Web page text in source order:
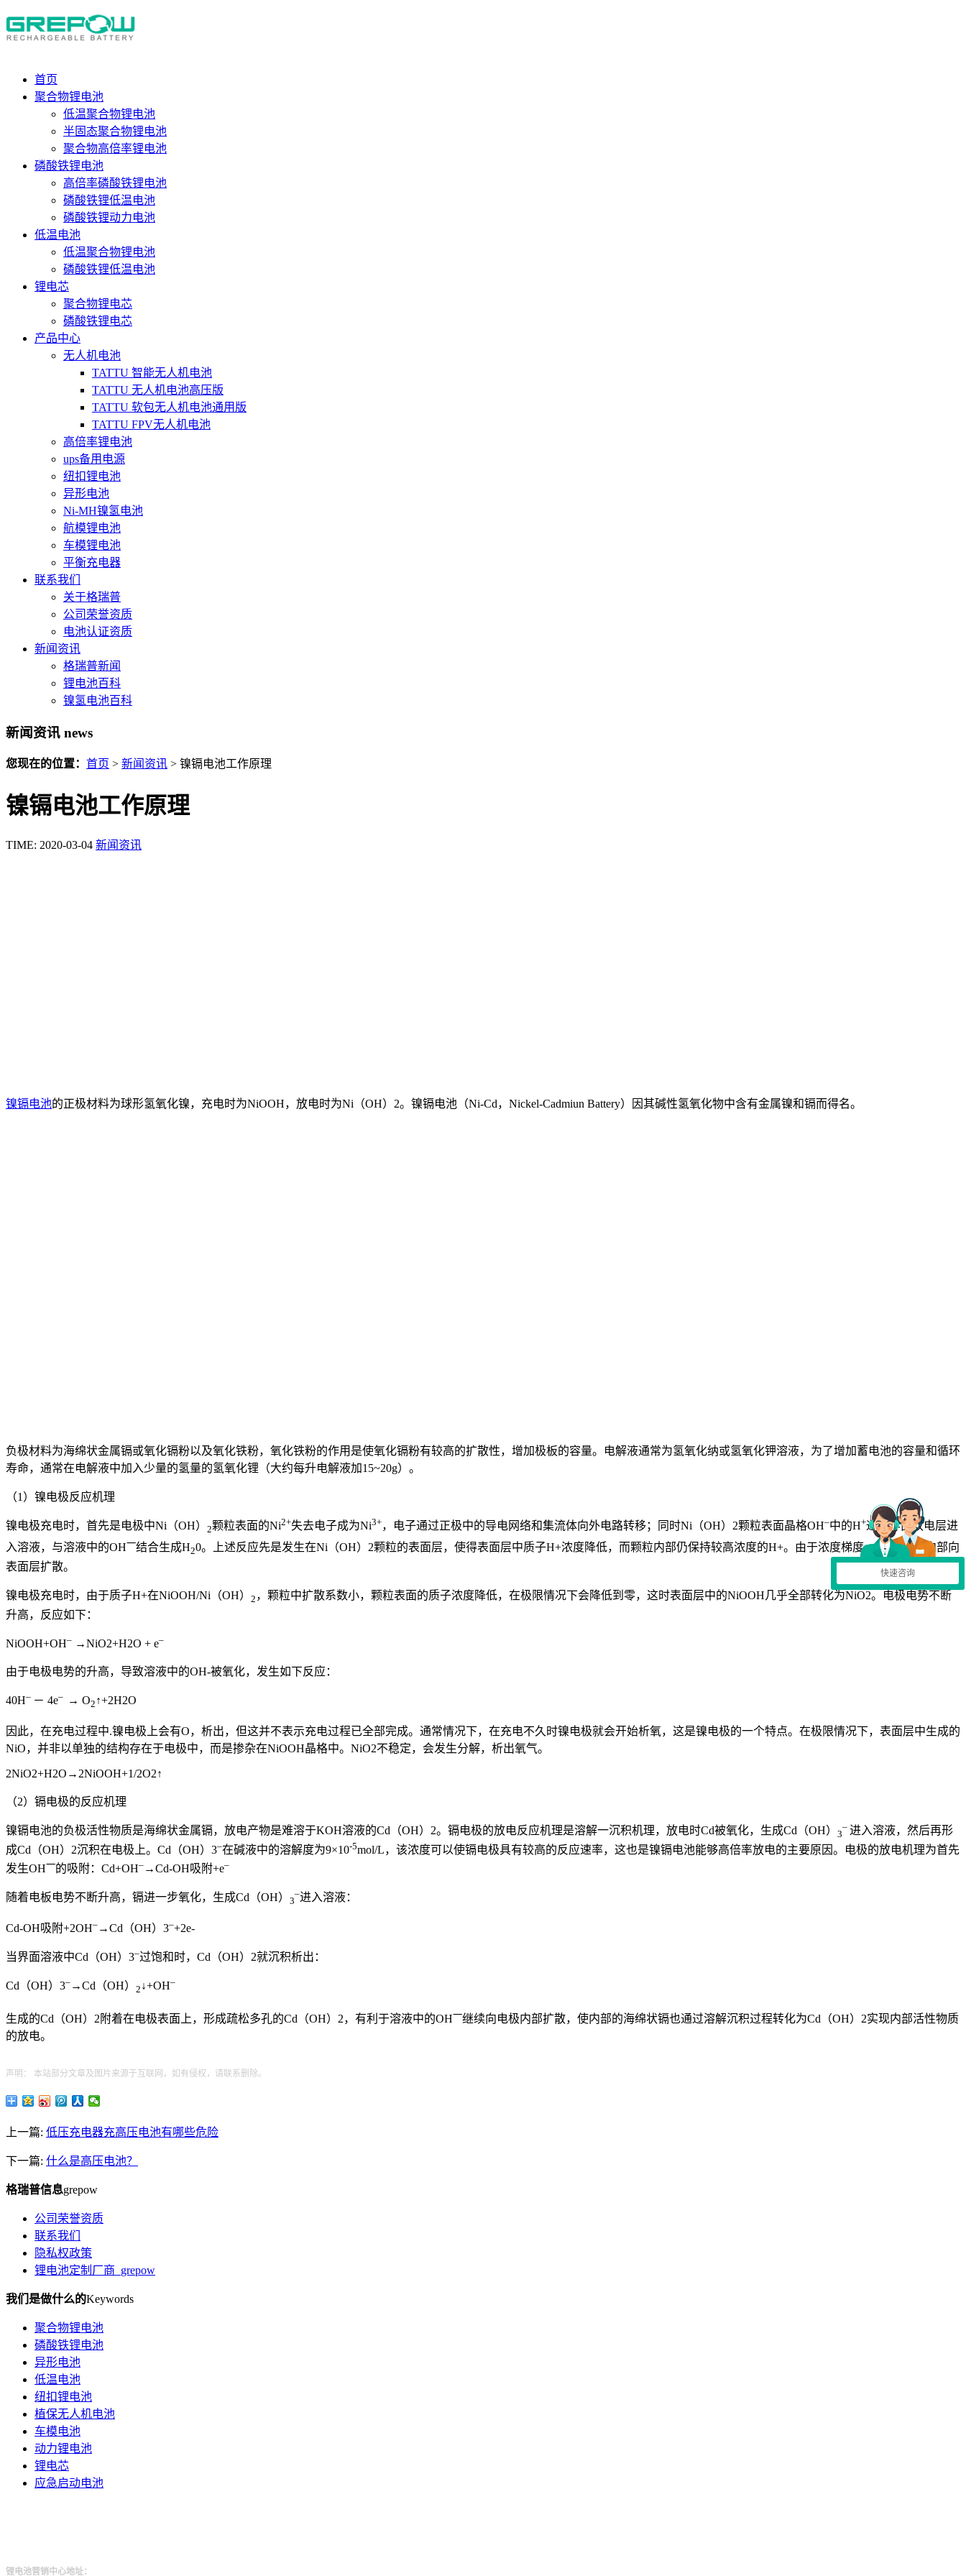
首页
聚合物锂电池
低温聚合物锂电池
半固态聚合物锂电池
聚合物高倍率锂电池
磷酸铁锂电池
高倍率磷酸铁锂电池
磷酸铁锂低温电池
磷酸铁锂动力电池
低温电池
低温聚合物锂电池
磷酸铁锂低温电池
锂电芯
聚合物锂电芯
磷酸铁锂电芯
产品中心
无人机电池
TATTU 智能无人机电池
TATTU 无人机电池高压版
TATTU 软包无人机电池通用版
TATTU FPV无人机电池
高倍率锂电池
ups备用电源
纽扣锂电池
异形电池
Ni-MH镍氢电池
航模锂电池
车模锂电池
平衡充电器
联系我们
关于格瑞普
公司荣誉资质
电池认证资质
新闻资讯
格瑞普新闻
锂电池百科
镍氢电池百科
新闻资讯 news
您现在的位置： 首页 > 新闻资讯 > 镍镉电池工作原理
镍镉电池工作原理
TIME: 2020-03-04 新闻资讯
镍镉电池的正极材料为球形氢氧化镍，充电时为NiOOH，放电时为Ni（OH）2。镍镉电池（Ni-Cd，Nickel-Cadmiun Battery）因其碱性氢氧化物中含有金属镍和镉而得名。
负极材料为海绵状金属镉或氧化镉粉以及氧化铁粉，氧化铁粉的作用是使氧化镉粉有较高的扩散性，增加极板的容量。电解液通常为氢氧化纳或氢氧化钾溶液，为了增加蓄电池的容量和循环
寿命，通常在电解液中加入少量的氢量的氢氧化锂（大约每升电解液加15~20g）。
（1）镍电极反应机理
镍电极充电时，首先是电极中Ni（OH） 2颗粒表面的Ni2+失去电子成为Ni3+，电子通过正极中的导电网络和集流体向外电路转移；同时Ni（OH）2颗粒表面晶格OH–中的H+通过界面双电层进
入溶液，与溶液中的OH一结合生成H20。上述反应先是发生在Ni（OH）2颗粒的表面层，使得表面层中质子H+浓度降低，而颗粒内部仍保持较高浓度的H+。由于浓度梯度，H+从颗粒内部向
表面层扩散。
镍电极充电时，由于质子H+在NiOOH/Ni（OH） 2 ，颗粒中扩散系数小，颗粒表面的质子浓度降低，在极限情况下会降低到零，这时表面层中的NiOOH几乎全部转化为NiO2。电极电势不断
升高，反应如下：
NiOOH+OH– →NiO2+H2O + e–
由于电极电势的升高，导致溶液中的OH-被氧化，发生如下反应：
40H– － 4e– → O2 ↑+2H2O
因此，在充电过程中.镍电极上会有O，析出，但这并不表示充电过程已全部完成。通常情况下，在充电不久时镍电极就会开始析氧，这是镍电极的一个特点。在极限情况下，表面层中生成的
NiO，并非以单独的结构存在于电极中，而是掺杂在NiOOH晶格中。NiO2不稳定，会发生分解，析出氧气。
2NiO2+H2O→2NiOOH+1/2O2↑
（2）镉电极的反应机理
镍镉电池的负极活性物质是海绵状金属镉，放电产物是难溶于KOH溶液的Cd（OH）2。镉电极的放电反应机理是溶解一沉积机理，放电时Cd被氧化，生成Cd（OH） 3
– 进入溶液，然后再形
成Cd（OH）2沉积在电极上。Cd（OH）3–在碱液中的溶解度为9×10-5mol/L，该浓度可以使镉电极具有较高的反应速率，这也是镍镉电池能够高倍率放电的主要原因。电极的放电机理为首先
发生OH一的吸附：Cd+OH– →Cd-OH吸附+e–
随着电板电势不断升高，镉进一步氧化，生成Cd（OH） 3
–进入溶液：
Cd-OH吸附+2OH– →Cd（OH）3–+2e-
当界面溶液中Cd（OH）3–过饱和时，Cd（OH）2就沉积析出：
Cd（OH）3– →Cd（OH） 2 ↓+OH–
生成的Cd（OH）2附着在电极表面上，形成疏松多孔的Cd（OH）2，有利于溶液中的OH一继续向电极内部扩散，使内部的海绵状镉也通过溶解沉积过程转化为Cd（OH）2实现内部活性物质
的放电。
声明： 本站部分文章及图片来源于互联网，如有侵权，请联系删除。
上一篇: 低压充电器充高压电池有哪些危险
下一篇: 什么是高压电池？
格瑞普信息grepow
公司荣誉资质
联系我们
隐私权政策
锂电池定制厂商_grepow
我们是做什么的Keywords
聚合物锂电池
磷酸铁锂电池
异形电池
低温电池
纽扣锂电池
植保无人机电池
车模电池
动力锂电池
锂电芯
应急启动电池
锂电池营销中心地址：
快速咨询